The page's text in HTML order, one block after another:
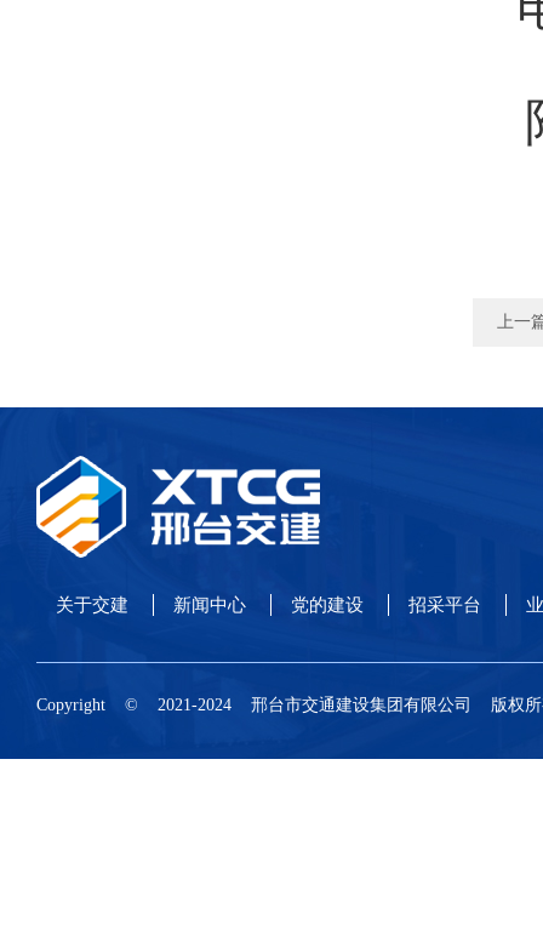
上一
关于交建 新闻中心 党的建设 招采平台 业
Copyright © 2021-2024 邢台市交通建设集团有限公司 版权